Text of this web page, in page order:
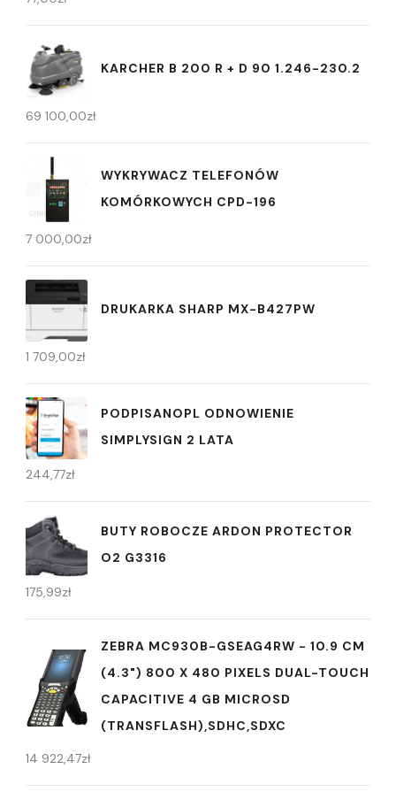
KARCHER B 200 R + D 90 1.246-230.2
69 100,00zł
WYKRYWACZ TELEFONÓW
KOMÓRKOWYCH CPD-196
7 000,00zł
DRUKARKA SHARP MX-B427PW
1 709,00zł
PODPISANOPL ODNOWIENIE
SIMPLYSIGN 2 LATA
244,77zł
BUTY ROBOCZE ARDON PROTECTOR
O2 G3316
175,99zł
ZEBRA MC930B-GSEAG4RW - 10.9 CM
(4.3") 800 X 480 PIXELS DUAL-TOUCH
CAPACITIVE 4 GB MICROSD
(TRANSFLASH),SDHC,SDXC
14 922,47zł